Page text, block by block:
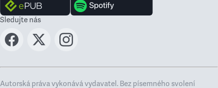
Sledujte nás
Autorská práva vykonává vydavatel. Bez písemného svolení